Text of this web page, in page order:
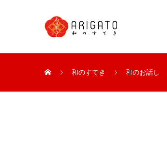
和のすてき 和のお話し